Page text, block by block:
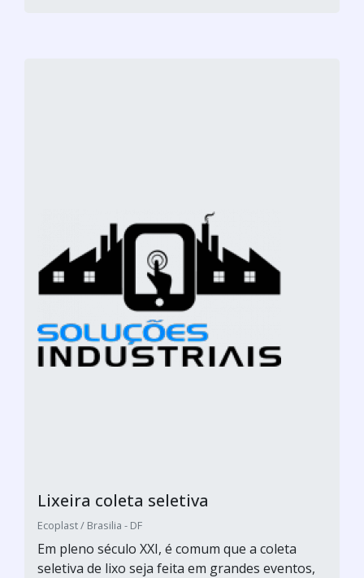
Lixeira coleta seletiva
Ecoplast / Brasilia - DF
Em pleno século XXI, é comum que a coleta
seletiva de lixo seja feita em grandes eventos,